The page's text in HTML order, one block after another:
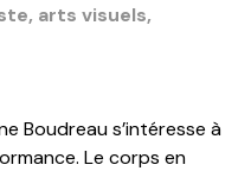
, arts visuels,
Boudreau s’intéresse à
Le corps en